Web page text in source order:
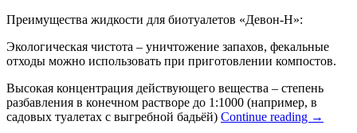
Преимущества жидкости для биотуалетов «Девон-Н»:
Экологическая чистота – уничтожение запахов, фекальные
отходы можно использовать при приготовлении компостов.
Высокая концентрация действующего вещества – степень
разбавления в конечном растворе до 1:1000 (например, в
садовых туалетах с выгребной бадьёй) Continue reading →